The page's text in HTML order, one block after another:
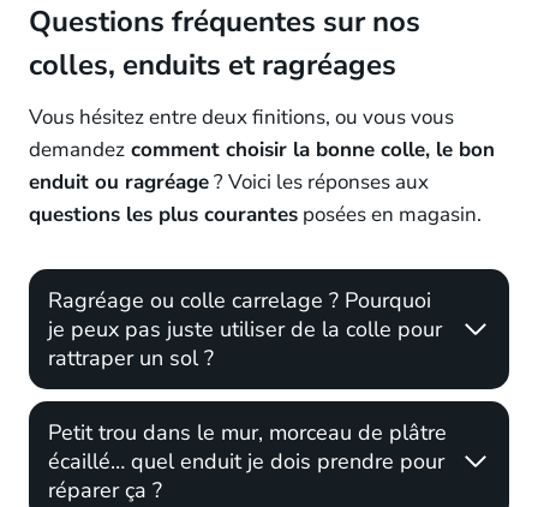
Questions fréquentes sur nos
colles, enduits et ragréages
Vous hésitez entre deux finitions, ou vous vous
demandez comment choisir la bonne colle, le bon
enduit ou ragréage? Voici les réponses aux
questions les plus courantes posées en magasin.
Ragréage ou colle carrelage ? Pourquoi
je peux pas juste utiliser de la colle pour
rattraper un sol ?
Petit trou dans le mur, morceau de plâtre
écaillé… quel enduit je dois prendre pour
réparer ça ?